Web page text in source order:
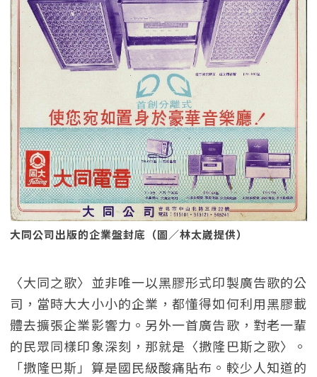
大同公司出版的企業盤封底（圖／林太崴提供）
〈大同之歌〉並非唯一以黑膠形式印製廣告歌的公
司，當時大大小小的企業，都懂得如何利用黑膠載
體去擴張企業影響力。另外一首廣告歌，對老一輩
的民眾同樣印象深刻，那就是〈撒隆巴斯之歌〉。
「撒隆巴斯」算是國民級酸痛貼布。較少人知道的